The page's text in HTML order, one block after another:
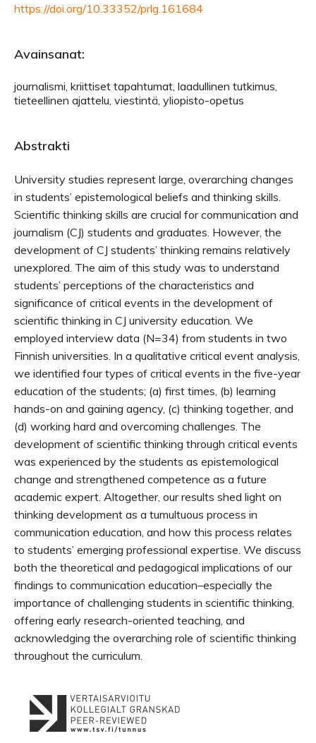
https://doi.org/10.33352/prlg.161684
Avainsanat:
journalismi, kriittiset tapahtumat, laadullinen tutkimus,
tieteellinen ajattelu, viestintä, yliopisto-opetus
Abstrakti
University studies represent large, overarching changes
in students’ epistemological beliefs and thinking skills.
Scientific thinking skills are crucial for communication and
journalism (CJ) students and graduates. However, the
development of CJ students’ thinking remains relatively
unexplored. The aim of this study was to understand
students’ perceptions of the characteristics and
significance of critical events in the development of
scientific thinking in CJ university education. We
employed interview data (N=34) from students in two
Finnish universities. In a qualitative critical event analysis,
we identified four types of critical events in the five-year
education of the students; (a) first times, (b) learning
hands-on and gaining agency, (c) thinking together, and
(d) working hard and overcoming challenges. The
development of scientific thinking through critical events
was experienced by the students as epistemological
change and strengthened competence as a future
academic expert. Altogether, our results shed light on
thinking development as a tumultuous process in
communication education, and how this process relates
to students’ emerging professional expertise. We discuss
both the theoretical and pedagogical implications of our
findings to communication education–especially the
importance of challenging students in scientific thinking,
offering early research-oriented teaching, and
acknowledging the overarching role of scientific thinking
throughout the curriculum.